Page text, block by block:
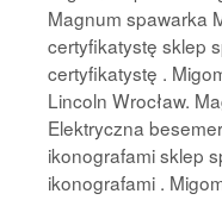
Magnum spawarka
certyfikatystę sklep
certyfikatystę .
Lincoln Wrocław.
Elektryczna
ikonografami sklep
ikonografami .